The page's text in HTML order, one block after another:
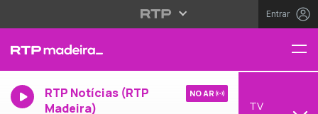
Entrar
RTP Notícias (RTP
Madeira)
NO AR
TV